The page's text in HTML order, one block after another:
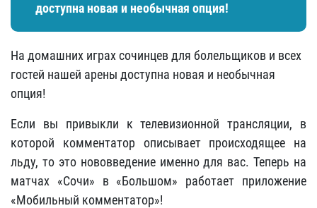
доступна новая и необычная опция!
На домашних играх сочинцев для болельщиков и всех
гостей нашей арены доступна новая и необычная
опция!
Если вы привыкли к телевизионной трансляции, в
которой комментатор описывает происходящее на
льду, то это нововведение именно для вас. Теперь на
матчах «Сочи» в «Большом» работает приложение
«Мобильный комментатор»!